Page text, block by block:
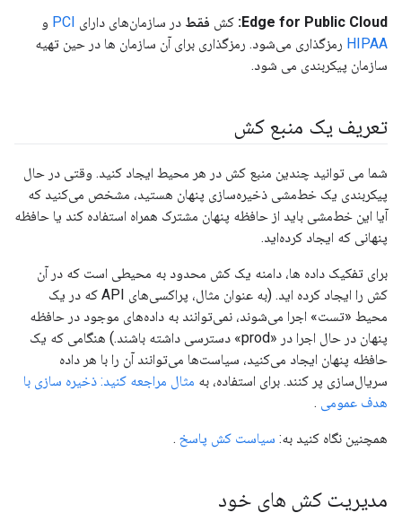
Edge for Public Cloud: کش فقط در سازمان‌های دارای PCI و
HIPAA رمزگذاری می‌شود. رمزگذاری برای آن سازمان ها در حین تهیه
سازمان پیکربندی می شود.
تعریف یک منبع کش
شما می توانید چندین منبع کش در هر محیط ایجاد کنید. وقتی در حال
پیکربندی یک خط‌مشی ذخیره‌سازی پنهان هستید، مشخص می‌کنید که
آیا این خط‌مشی باید از حافظه پنهان مشترک همراه استفاده کند یا حافظه
پنهانی که ایجاد کرده‌اید.
برای تفکیک داده ها، دامنه یک کش محدود به محیطی است که در آن
کش را ایجاد کرده اید. (به عنوان مثال، پراکسی‌های API که در یک
محیط «تست» اجرا می‌شوند، نمی‌توانند به داده‌های موجود در حافظه
پنهان در حال اجرا در «prod» دسترسی داشته باشند.) هنگامی که یک
حافظه پنهان ایجاد می‌کنید، سیاست‌ها می‌توانند آن را با هر داده
سریال‌سازی پر کنند. برای استفاده، به مثال مراجعه کنید: ذخیره سازی با
هدف عمومی .
همچنین نگاه کنید به: سیاست کش پاسخ .
مدیریت کش های خود